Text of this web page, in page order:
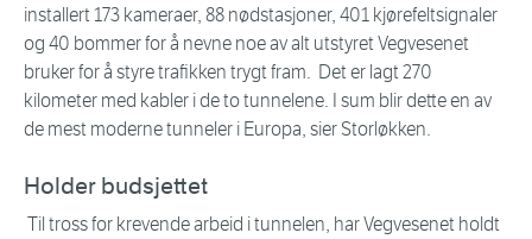
installert 173 kameraer, 88 nødstasjoner, 401 kjørefeltsignaler
og 40 bommer for å nevne noe av alt utstyret Vegvesenet
bruker for å styre trafikken trygt fram. Det er lagt 270
kilometer med kabler i de to tunnelene. I sum blir dette en av
de mest moderne tunneler i Europa, sier Storløkken.
Holder budsjettet
Til tross for krevende arbeid i tunnelen, har Vegvesenet holdt